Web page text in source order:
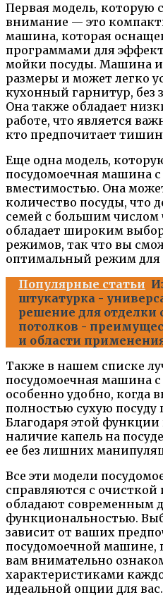
Первая модель, которую
внимание — это
машина, которая
программами для
мойки посуды. Машина
размеры и может легко
кухонный гарнитур, без
Она также обладает
работе, что является
кто предпочитает
Еще одна модель,
посудомоечная машина
вместимостью. Она
количество посуды, что
семей с большим числом
обладает широким
режимов, так что вы
оптимальный режим для
Популярные статьи
штукатурка -
решение для отделки
потолков -
и области
Также в нашем списке
посудомоечная машина
особенно удобно, когда
полностью сухую посуду
Благодаря этой
наличие капель на
ее без лишних
Все эти модели
справляются с
обладают современным
функциональностью.
зависит от ваших
посудомоечной машине,
вам внимательно
характеристиками
идеальной опции для вас.